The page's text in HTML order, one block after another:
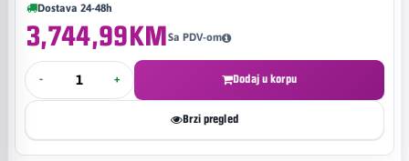
Dostava 24-48h
3,744,99KMSa PDV-om
- + Dodaj u korpu
Brzi pregled